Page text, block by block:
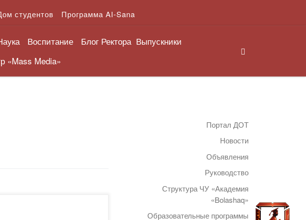
студентов Программа AI-Sana
Воспитание Блог Ректора Выпускники
«Mass Media»
Портал ДОТ
Новости
Объявления
Руководство
Структура ЧУ «Академия
«Bolashaq»
Образовательные программы